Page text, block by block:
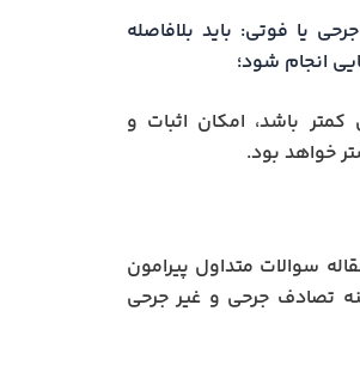
یا فوتی: باید بلافاصله
انجام شود؛
باشد، امکان اثبات و
خواهد بود.
سوالات متداول پیرامون
تصادف جرحی و غیر جرحی